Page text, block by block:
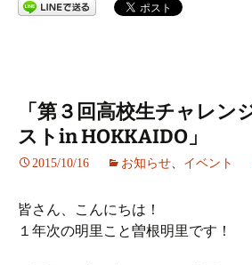
「第３回高校生チャレン
ストin HOKKAIDO」
2015/10/16 お知らせ、 イベント
皆さん、こんにちは！
１年次の明里こと曽根明里です！